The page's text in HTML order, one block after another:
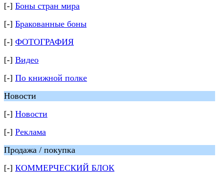
[-] Боны стран мира
[-] Бракованные боны
[-] ФОТОГРАФИЯ
[-] Видео
[-] По книжной полке
Новости
[-] Новости
[-] Реклама
Продажа / покупка
[-] КОММЕРЧЕСКИЙ БЛОК